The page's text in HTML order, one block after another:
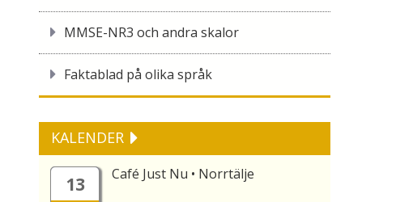
MMSE-NR3 och andra skalor
Faktablad på olika språk
KALENDER
13 Café Just Nu • Norrtälje